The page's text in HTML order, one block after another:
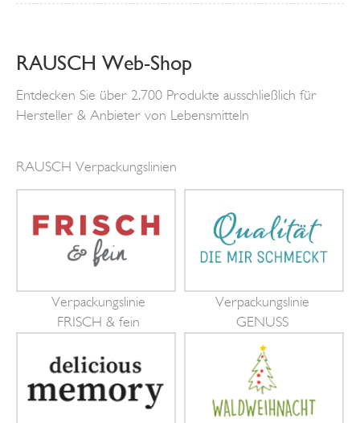
RAUSCH Web-Shop
Entdecken Sie über 2.700 Produkte ausschließlich für
Hersteller & Anbieter von Lebensmitteln
RAUSCH Verpackungslinien
Verpackungslinie
FRISCH & fein
Verpackungslinie
GENUSS